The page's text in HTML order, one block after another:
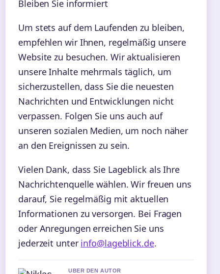
Bleiben Sie informiert
Um stets auf dem Laufenden zu bleiben,
empfehlen wir Ihnen, regelmäßig unsere
Website zu besuchen. Wir aktualisieren
unsere Inhalte mehrmals täglich, um
sicherzustellen, dass Sie die neuesten
Nachrichten und Entwicklungen nicht
verpassen. Folgen Sie uns auch auf
unseren sozialen Medien, um noch näher
an den Ereignissen zu sein.
Vielen Dank, dass Sie Lageblick als Ihre
Nachrichtenquelle wählen. Wir freuen uns
darauf, Sie regelmäßig mit aktuellen
Informationen zu versorgen. Bei Fragen
oder Anregungen erreichen Sie uns
jederzeit unter info@lageblick.de.
UBER DEN AUTOR